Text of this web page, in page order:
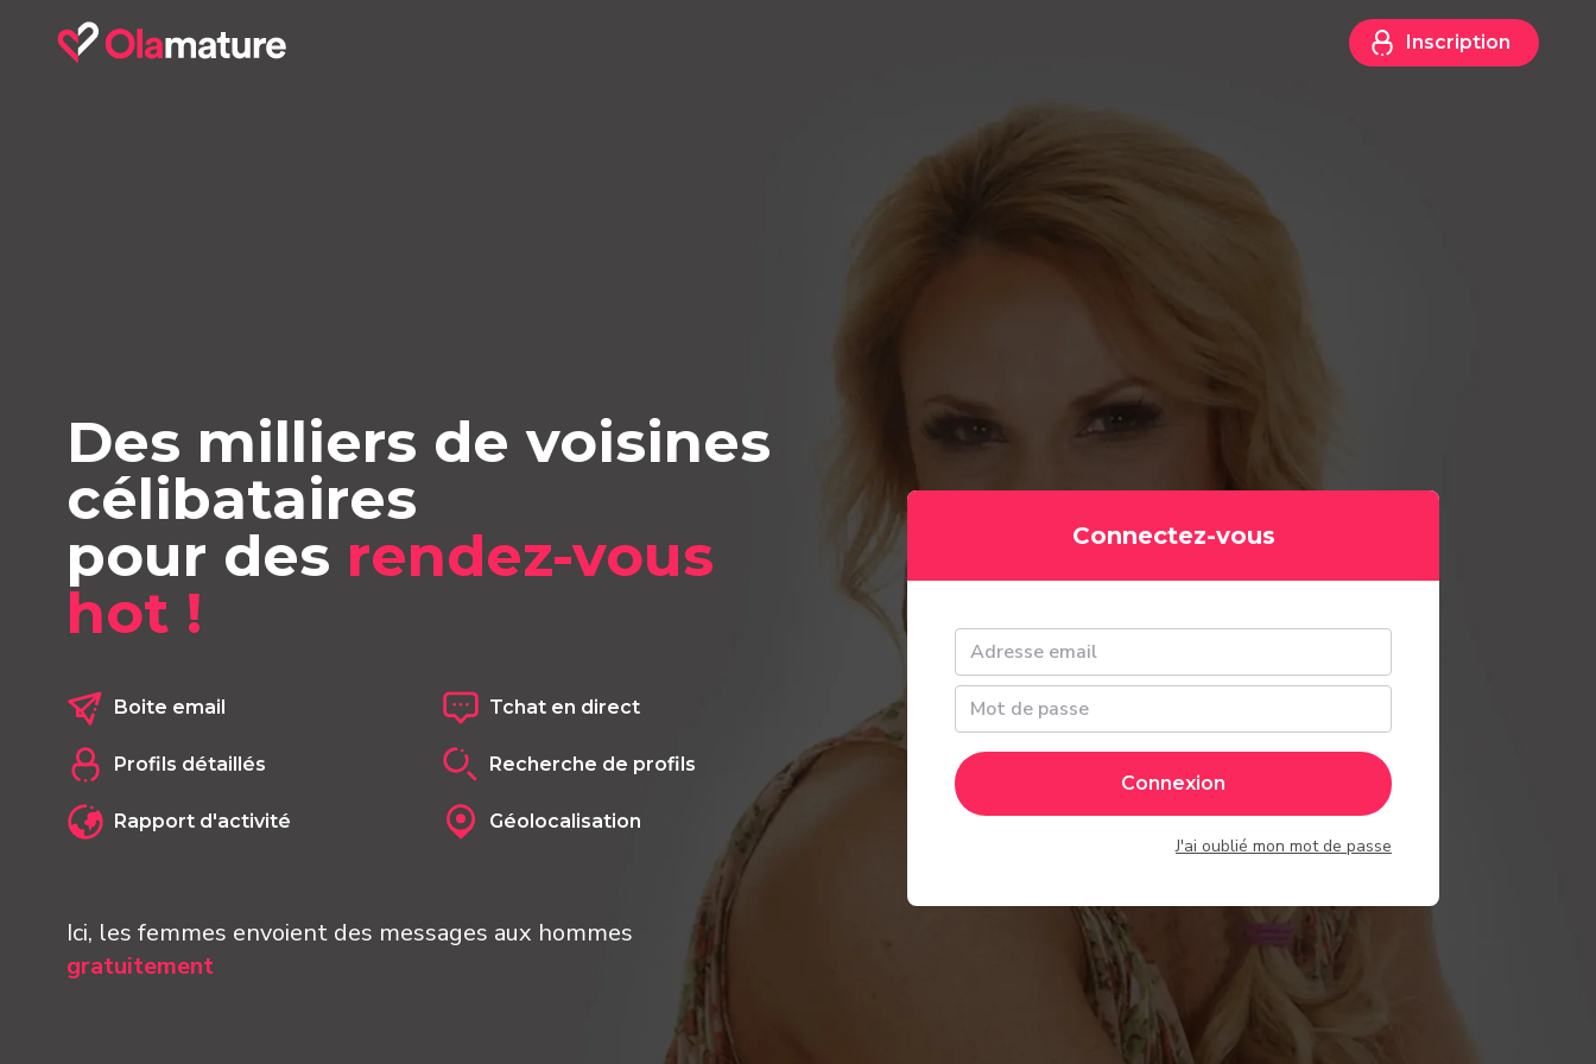
Inscription
Des milliers de voisines
célibataires
pour des rendez-vous
hot !
Boite email Tchat en direct
Profils détaillés Recherche de profils
Rapport d'activité Géolocalisation
Ici, les femmes envoient des messages aux hommes
gratuitement
Connectez-vous
Connexion
J'ai oublié mon mot de passe